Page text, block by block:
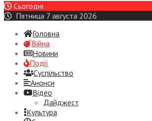
Сьогодні
Пятница 7 августа 2026
Головна
Війна
Новини
Події
Суспiльство
Анонси
Відео
Дайджест
Культура